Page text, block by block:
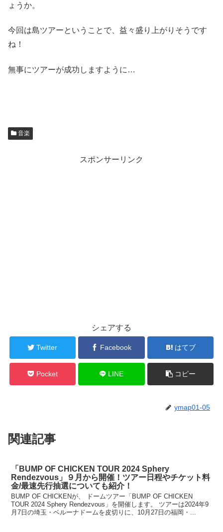
ょうか。
今回は島ツアーということで、益々盛り上がりそうです
ね！
無事にツアーが成功しますように…
音楽
スポンサーリンク
シェアする
Twitter Facebook はてブ
Pocket LINE コピー
ymap01-05
関連記事
「BUMP OF CHICKEN TOUR 2024 Sphery
Rendezvous」９月から開催！ツアー日程やチケット料
金/最速先行抽選についても紹介！
BUMP OF CHICKENが、 ドームツアー「BUMP OF CHICKEN
TOUR 2024 Sphery Rendezvous」を開催します。 ツアーは2024年9
月7日の埼玉・ベルーナドームを皮切りに、10月27日の福岡・...